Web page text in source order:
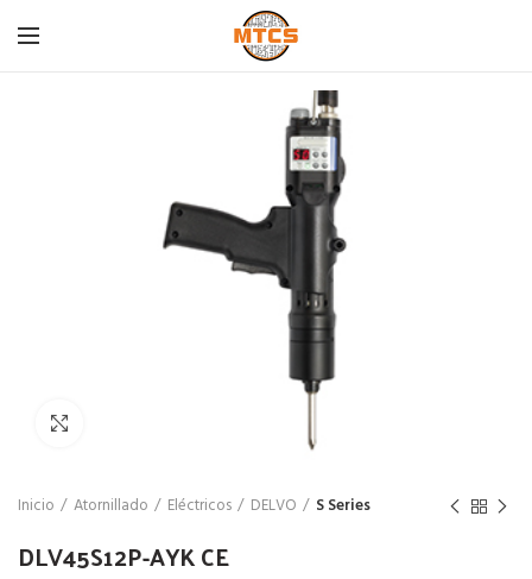
Inicio Atornillado Eléctricos DELVO S Series
DLV45S12P-AYK CE